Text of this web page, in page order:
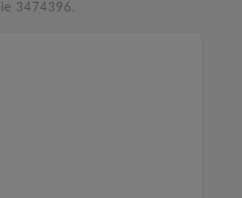
3474396.